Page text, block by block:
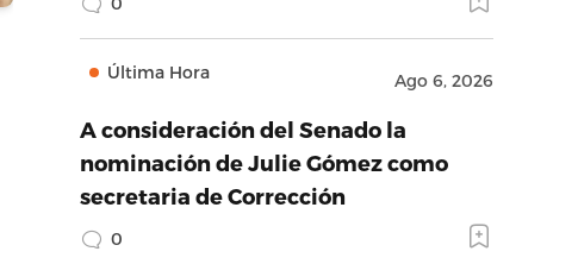
Última Hora Ago 6, 2026
A consideración del Senado la
nominación de Julie Gómez como
secretaria de Corrección
0